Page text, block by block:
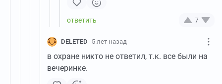
7
DELETED 5 лет назад
в охране никто не ответил, т.к. все были на
вечеринке.